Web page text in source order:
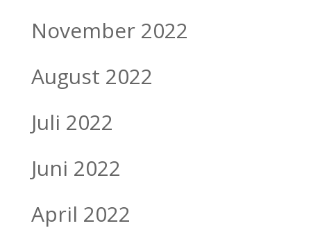
November 2022
August 2022
Juli 2022
Juni 2022
April 2022